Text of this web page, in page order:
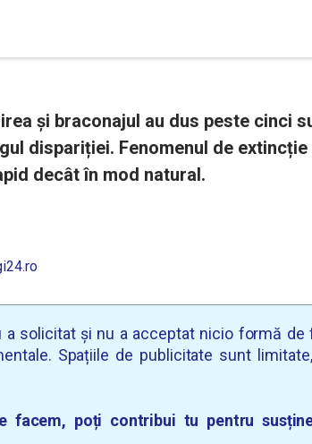
și braconajul au dus peste cinci
dispariției. Fenomenul de
decât în mod natural.
a solicitat și nu a acceptat nicio formă de
Spațiile de publicitate sunt
facem, poți contribui tu pentru